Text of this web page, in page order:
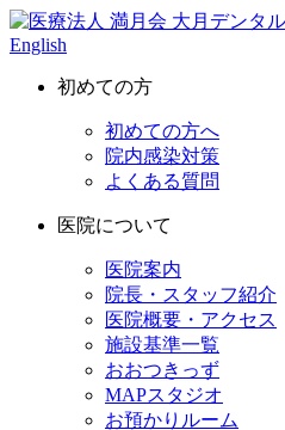
English
初めての方
初めての方へ
院内感染対策
よくある質問
医院について
医院案内
院長・スタッフ紹介
医院概要・アクセス
施設基準一覧
おおつきっず
MAPスタジオ
お預かりルーム